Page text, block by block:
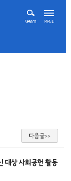
Search MENU
다음글>>
대상 사회공헌 활동